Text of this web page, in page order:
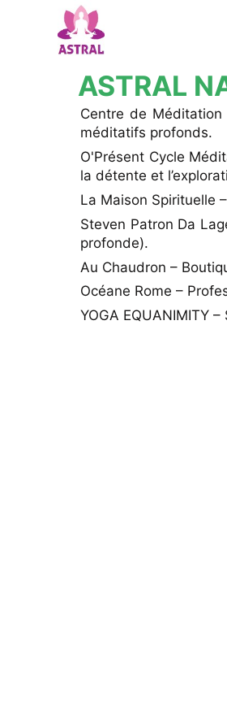
ASTRAL
Centre de
méditatifs profonds.
O'Présent Cycle
la détente et
La Maison Spirituelle
Steven Patron Da
profonde).
Au Chaudron –
Océane Rome –
YOGA EQUANIMITY